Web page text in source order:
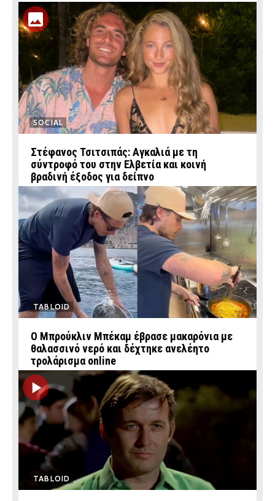
SOCIAL
Στέφανος Τσιτσιπάς: Αγκαλιά με τη
σύντροφό του στην Ελβετία και κοινή
βραδινή έξοδος για δείπνο
TABLOID
Ο Μπρούκλιν Μπέκαμ έβρασε μακαρόνια με
θαλασσινό νερό και δέχτηκε ανελέητο
τρολάρισμα online
TABLOID